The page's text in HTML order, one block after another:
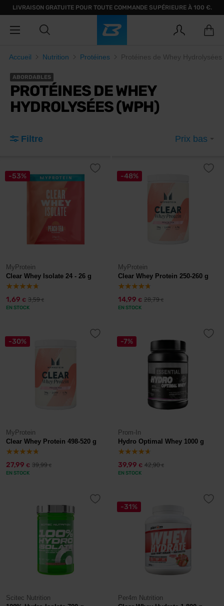
LIVRAISON GRATUITE POUR TOUTE COMMANDE SUPÉRIEURE À 100 €.
Accueil Nutrition Protéines Protéines de Whey Hydrolysées
ABORDABLES
PROTÉINES DE WHEY
HYDROLYSÉES (WPH)
Filtre Prix bas
-53%
MyProtein
Clear Whey Isolate 24 - 26 g
1,69 € 3,59€
EN STOCK
-48%
MyProtein
Clear Whey Protein 250-260 g
14,99 € 28,79€
EN STOCK
-30%
MyProtein
Clear Whey Protein 498-520 g
27,99 € 39,99€
EN STOCK
-7%
Prom-In
Hydro Optimal Whey 1000 g
39,99 € 42,90€
EN STOCK
Scitec Nutrition
-31%
Per4m Nutrition